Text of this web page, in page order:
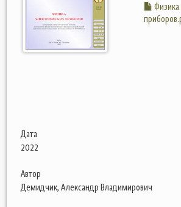
Физика
Дата
2022
Автор
Демидчик, Александр Владимирович